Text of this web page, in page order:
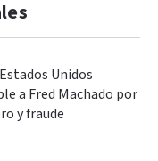
Unidos
a Fred Machado por
y fraude